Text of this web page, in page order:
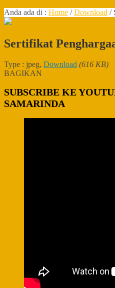
Anda ada di : Home /Download /
Sertifikat
Type : jpeg, Download (616 KB)
BAGIKAN
SUBSCRIBE KE
SAMARINDA